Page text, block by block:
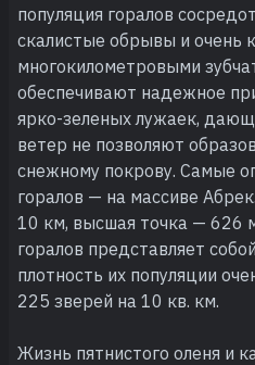
популяция горалов
скалистые обрывы и очень
многокилометровыми
обеспечивают надежное
ярко-зеленых лужаек,
ветер не позволяют
снежному покрову. Самые
горалов — на массиве
10 км, высшая точка — 626
горалов представляет
плотность их популяции
225 зверей на 10 кв. км.
Жизнь пятнистого оленя и